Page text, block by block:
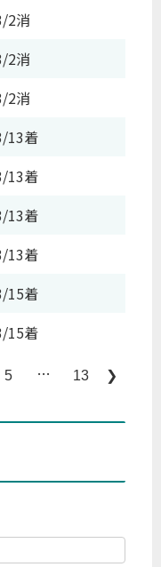
2消
2消
2消
13着
13着
13着
13着
15着
15着
5 … 13 ❯